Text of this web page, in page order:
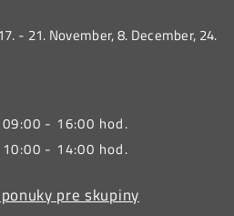
- 21. November, 8. December, 24.
09:00 - 16:00 hod.
10:00 - 14:00 hod.
pre skupiny